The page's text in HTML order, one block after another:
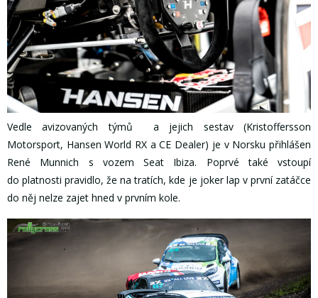
Vedle avizovaných týmů a jejich sestav (Kristoffersson
Motorsport, Hansen World RX a CE Dealer) je v Norsku přihlášen
René Munnich s vozem Seat Ibiza. Poprvé také vstoupí
do platnosti pravidlo, že na tratích, kde je joker lap v první zatáčce
do něj nelze zajet hned v prvním kole.